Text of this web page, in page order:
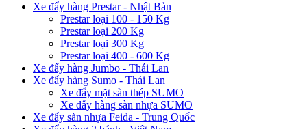
Xe đẩy hàng Prestar - Nhật Bản
Prestar loại 100 - 150 Kg
Prestar loại 200 Kg
Prestar loại 300 Kg
Prestar loại 400 - 600 Kg
Xe đẩy hàng Jumbo - Thái Lan
Xe đẩy hàng Sumo - Thái Lan
Xe đẩy mặt sàn thép SUMO
Xe đẩy hàng sàn nhựa SUMO
Xe đẩy sàn nhựa Feida - Trung Quốc